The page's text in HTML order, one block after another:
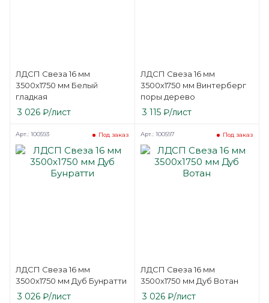
ЛДСП Свеза 16 мм
3500х1750 мм Белый
гладкая
3 026 ₽/лист
ЛДСП Свеза 16 мм
3500х1750 мм Винтерберг
поры дерево
3 115₽/лист
ЛДСП Свеза 16 мм
3500х1750 мм Дуб Бунратти
Под заказ
Арт.: 100593
3 026 ₽/лист
ЛДСП Свеза 16 мм
3500х1750 мм Дуб Вотан
Под заказ
Арт.: 100597
3 026₽/лист